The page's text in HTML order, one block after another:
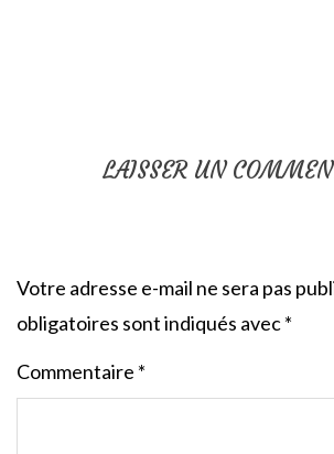
LAISSER UN
Votre adresse e-mail ne sera pas
obligatoires sont indiqués avec*
Commentaire *